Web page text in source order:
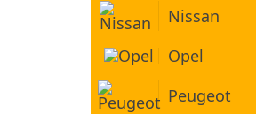
Nissan
Opel
Peugeot